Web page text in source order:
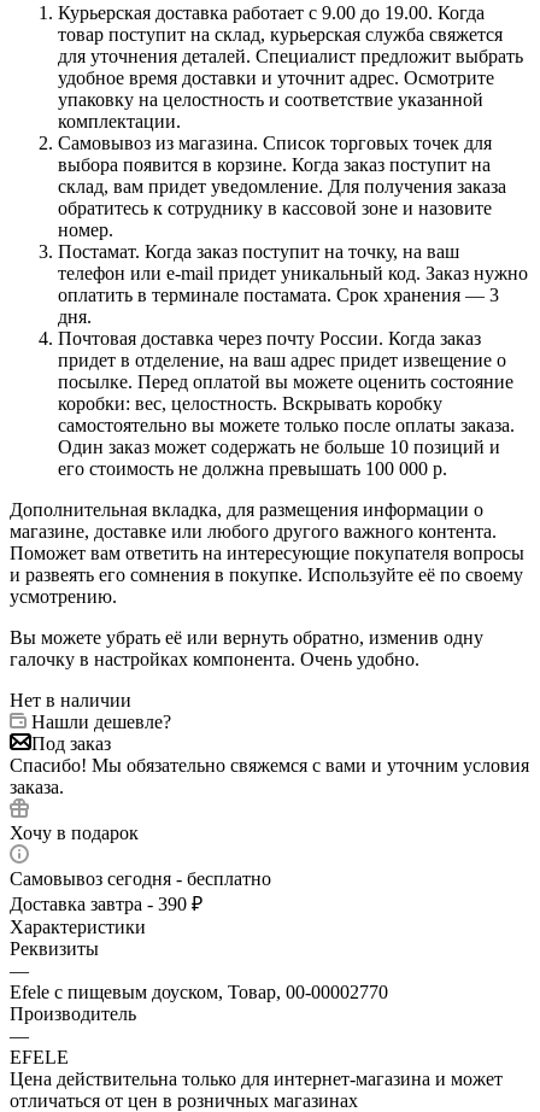
Курьерская доставка работает с 9.00 до 19.00. Когда
товар поступит на склад, курьерская служба свяжется
для уточнения деталей. Специалист предложит выбрать
удобное время доставки и уточнит адрес. Осмотрите
упаковку на целостность и соответствие указанной
комплектации.
Самовывоз из магазина. Список торговых точек для
выбора появится в корзине. Когда заказ поступит на
склад, вам придет уведомление. Для получения заказа
обратитесь к сотруднику в кассовой зоне и назовите
номер.
Постамат. Когда заказ поступит на точку, на ваш
телефон или e-mail придет уникальный код. Заказ нужно
оплатить в терминале постамата. Срок хранения — 3
дня.
Почтовая доставка через почту России. Когда заказ
придет в отделение, на ваш адрес придет извещение о
посылке. Перед оплатой вы можете оценить состояние
коробки: вес, целостность. Вскрывать коробку
самостоятельно вы можете только после оплаты заказа.
Один заказ может содержать не больше 10 позиций и
его стоимость не должна превышать 100 000 р.
Дополнительная вкладка, для размещения информации о
магазине, доставке или любого другого важного контента.
Поможет вам ответить на интересующие покупателя вопросы
и развеять его сомнения в покупке. Используйте её по своему
усмотрению.
Вы можете убрать её или вернуть обратно, изменив одну
галочку в настройках компонента. Очень удобно.
Нет в наличии
Нашли дешевле?
Под заказ
Спасибо! Мы обязательно свяжемся с вами и уточним условия
заказа.
Хочу в подарок
Самовывоз сегодня - бесплатно
Доставка завтра - 390 ₽
Характеристики
Реквизиты
—
Efele с пищевым доуском, Товар, 00-00002770
Производитель
—
EFELE
Цена действительна только для интернет-магазина и может
отличаться от цен в розничных магазинах